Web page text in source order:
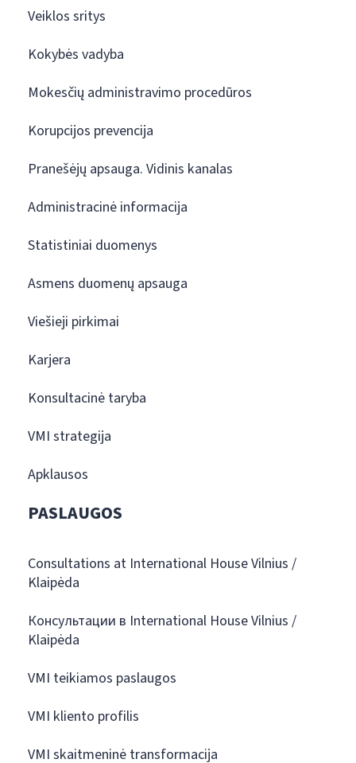
Veiklos sritys
Kokybės vadyba
Mokesčių administravimo procedūros
Korupcijos prevencija
Pranešėjų apsauga. Vidinis kanalas
Administracinė informacija
Statistiniai duomenys
Asmens duomenų apsauga
Viešieji pirkimai
Karjera
Konsultacinė taryba
VMI strategija
Apklausos
PASLAUGOS
Consultations at International House Vilnius /
Klaipėda
Консультации в International House Vilnius /
Klaipėda
VMI teikiamos paslaugos
VMI kliento profilis
VMI skaitmeninė transformacija